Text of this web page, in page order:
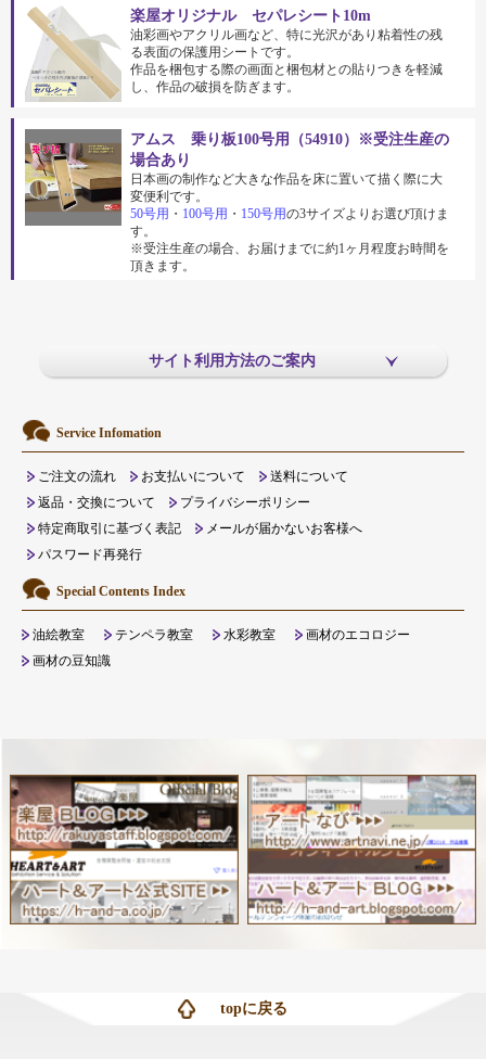
楽屋オリジナル セパレシート10m
油彩画やアクリル画など、特に光沢があり粘着性の残
る表面の保護用シートです。
作品を梱包する際の画面と梱包材との貼りつきを軽減
し、作品の破損を防ぎます。
アムス 乗り板100号用（54910）※受注生産の
場合あり
日本画の制作など大きな作品を床に置いて描く際に大
変便利です。
50号用 ・ 100号用 ・ 150号用の3サイズよりお選び頂けま
す。
※受注生産の場合、お届けまでに約1ヶ月程度お時間を
頂きます。
サイト利用方法のご案内
Service Infomation
ご注文の流れ お支払いについて
送料について
返品・交換について
プライバシーポリシー
特定商取引に基づく表記
メールが届かないお客様へ
パスワード再発行
Special Contents Index
油絵教室 テンペラ教室 水彩教室
画材のエコロジー
画材の豆知識
topに戻る